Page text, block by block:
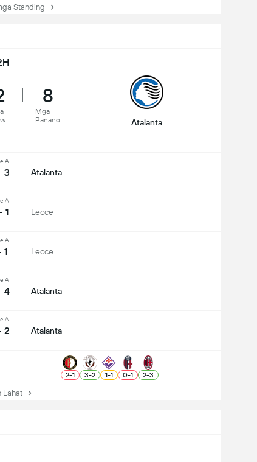
Standing
8
Mga
Panano
Atalanta
A
3 Atalanta
A
1 Lecce
A
1 Lecce
A
4 Atalanta
A
2 Atalanta
2-1 3-2 1-1 0-1 2-3